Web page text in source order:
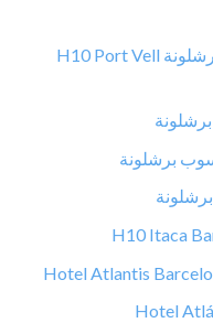
فندق أتش 10 بورت فيل 4* سوب برشلونة H10 Port Vell